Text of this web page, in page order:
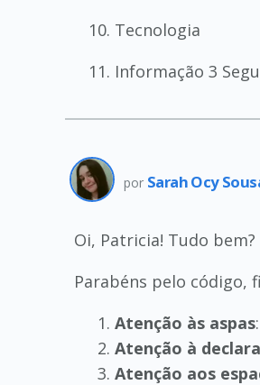
Tecnologia
Informação 3
por Sarah Ocy
Oi, Patricia! Tudo bem?
Parabéns pelo código,
Atenção às aspas
Atenção à
Atenção aos